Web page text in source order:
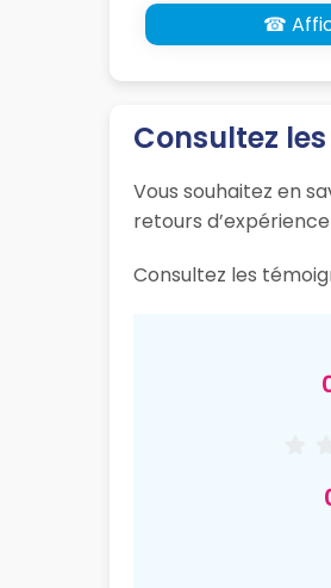
☎
Consultez
Vous souhaitez en
retours
Consultez les